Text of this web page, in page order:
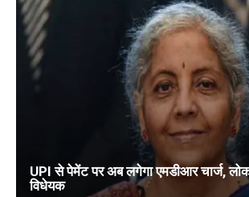
UPI से पेमेंट पर अब लगेगा एमडीआर चार्ज,
विधेयक